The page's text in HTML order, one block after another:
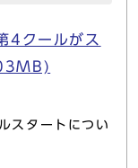
4クールがス
スタートについ